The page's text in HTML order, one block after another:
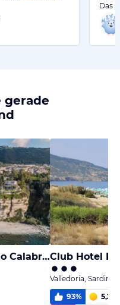
Das
gerade
Aldiana Club Rocca Nettuno CalabriaClub Hotel
Valledoria,
93% 5,2